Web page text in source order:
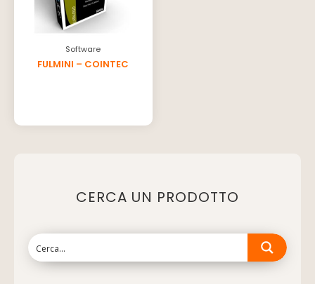
Software
FULMINI – COINTEC
CERCA UN PRODOTTO